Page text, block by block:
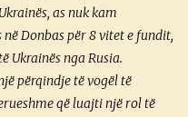
as nuk kam
Donbas për 8 vitet e fundit,
Ukrainës nga Rusia.
përqindje të vogël të
që luajti një rol të